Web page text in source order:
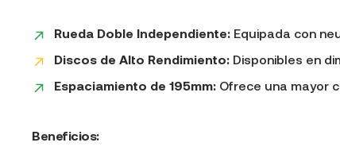
Rueda Doble Independiente: Equipada con
Discos de Alto Rendimiento: Disponibles en
Espaciamiento de 195mm: Ofrece una mayor
Beneficios: